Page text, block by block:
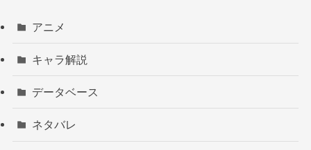
アニメ
キャラ解説
データベース
ネタバレ